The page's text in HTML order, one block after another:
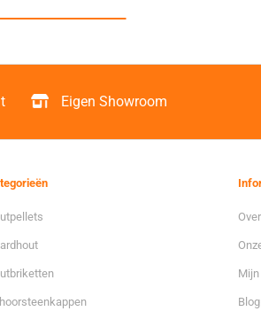
Eigen Showroom
Blog